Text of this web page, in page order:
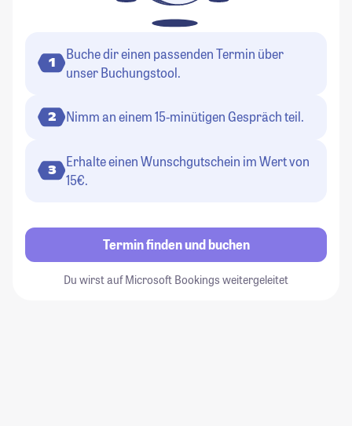
1
Buche dir einen passenden Termin über
unser Buchungstool.
2 Nimm an einem 15-minütigen Gespräch teil.
3
Erhalte einen Wunschgutschein im Wert von
15€.
Termin finden und buchen
Du wirst auf Microsoft Bookings weitergeleitet